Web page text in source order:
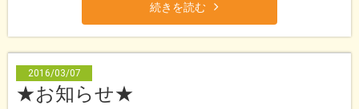
続きを読む
2016/03/07
★お知らせ★